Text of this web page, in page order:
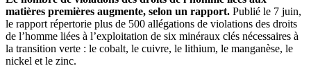
matières premières augmente, selon un rapport. Publié le 7 juin,
le rapport répertorie plus de 500 allégations de violations des droits
de l’homme liées à l’exploitation de six minéraux clés nécessaires à
la transition verte : le cobalt, le cuivre, le lithium, le manganèse, le
nickel et le zinc.